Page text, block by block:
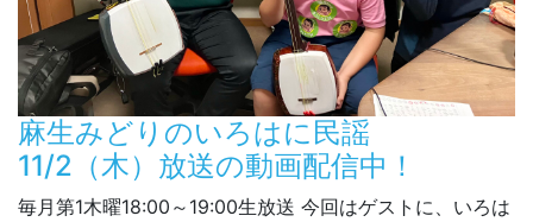
麻生みどりのいろはに民謡
11/2（木）放送の動画配信中！
毎月第1木曜18:00～19:00生放送 今回はゲストに、いろは